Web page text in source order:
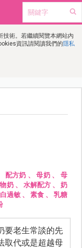
術。若繼續閱覽本網站內
資訊請閱讀我們的隱私
配方奶 、母奶 、母
奶、 水解配方、奶
過敏 、素食 、乳糖
要老生常談的先
取代或是超越母